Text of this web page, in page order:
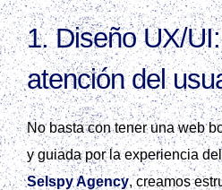
1.Diseño UX/
atención del
No basta con tener una web
y guiada por la experiencia
Selspy Agency, creamos